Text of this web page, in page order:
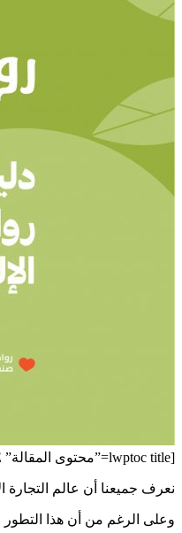
[lwptoc title=”محتوى المقالة” linkColor=”#4A7C2E”]
نعرف جميعنا أن عالم التجارة
وعلى الرغم من أن هذا التطور